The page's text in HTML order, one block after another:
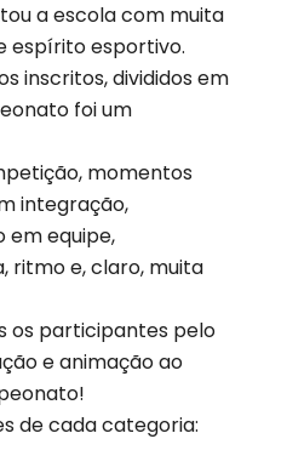
a escola com muita
espírito esportivo.
inscritos, divididos em
foi um
momentos
integração,
em equipe,
ritmo e, claro, muita
os participantes pelo
e animação ao
de cada categoria: